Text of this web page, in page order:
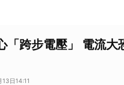
「跨步電壓」 電流大
日14:11